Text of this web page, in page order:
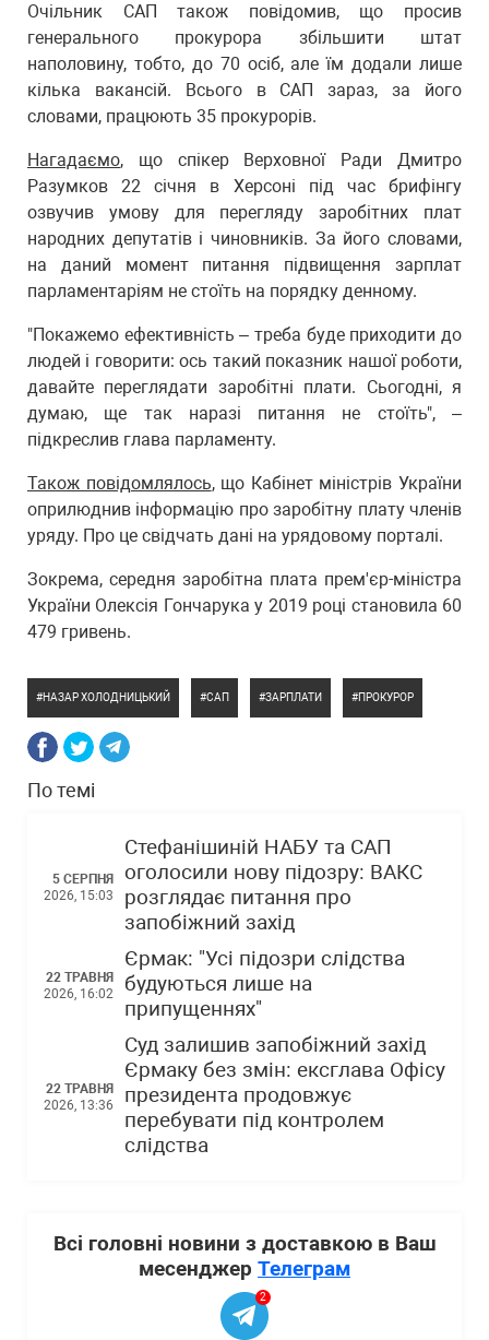
Очільник САП також повідомив, що просив
генерального прокурора збільшити штат
наполовину, тобто, до 70 осіб, але їм додали лише
кілька вакансій. Всього в САП зараз, за його
словами, працюють 35 прокурорів.
Нагадаємо, що спікер Верховної Ради Дмитро
Разумков 22 січня в Херсоні під час брифінгу
озвучив умову для перегляду заробітних плат
народних депутатів і чиновників. За його словами,
на даний момент питання підвищення зарплат
парламентаріям не стоїть на порядку денному.
"Покажемо ефективність – треба буде приходити до
людей і говорити: ось такий показник нашої роботи,
давайте переглядати заробітні плати. Сьогодні, я
думаю, ще так наразі питання не стоїть", –
підкреслив глава парламенту.
Також повідомлялось, що Кабінет міністрів України
оприлюднив інформацію про заробітну плату членів
уряду. Про це свідчать дані на урядовому порталі.
Зокрема, середня заробітна плата прем'єр-міністра
України Олексія Гончарука у 2019 році становила 60
479 гривень.
НАЗАР ХОЛОДНИЦЬКИЙ САП ЗАРПЛАТИ ПРОКУРОР
По темі
5 СЕРПНЯ
2026, 15:03
Стефанішиній НАБУ та САП
оголосили нову підозру: ВАКС
розглядає питання про
запобіжний захід
22 ТРАВНЯ
2026, 16:02
Єрмак: "Усі підозри слідства
будуються лише на
припущеннях"
22 ТРАВНЯ
2026, 13:36
Суд залишив запобіжний захід
Єрмаку без змін: ексглава Офісу
президента продовжує
перебувати під контролем
слідства
Всі головні новини з доставкою в Ваш
месенджер Телеграм
2